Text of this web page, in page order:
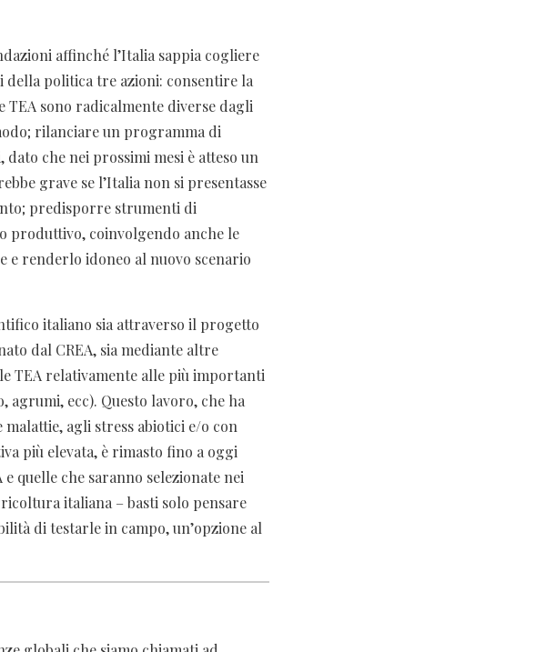
affinché l’Italia sappia cogliere
politica tre azioni: consentire la
sono radicalmente diverse dagli
rilanciare un programma di
che nei prossimi mesi è atteso un
grave se l’Italia non si presentasse
predisporre strumenti di
produttivo, coinvolgendo anche le
renderlo idoneo al nuovo scenario
italiano sia attraverso il progetto
dal CREA, sia mediante altre
TEA relativamente alle più importanti
ecc). Questo lavoro, che ha
agli stress abiotici e/o con
più elevata, è rimasto fino a oggi
quelle che saranno selezionate nei
italiana – basti solo pensare
di testarle in campo, un’opzione al